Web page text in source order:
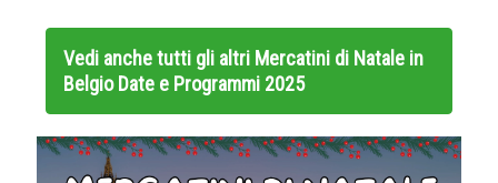
Vedi anche tutti gli altri Mercatini di Natale in
Belgio Date e Programmi 2025